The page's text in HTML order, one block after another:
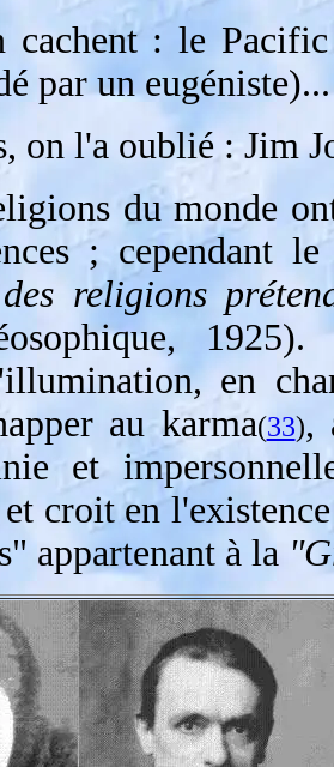
cachent : le
par un eugéniste)...
on l'a oublié : Jim
du monde
; cependant
religions
en
au karma(33),
et
croit en
appartenant à la